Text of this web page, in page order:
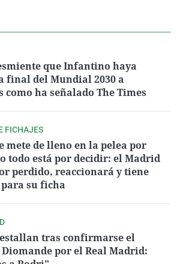
que Infantino haya
final del Mundial 2030 a
como ha señalado The Times
FICHAJES
mete de lleno en la pelea por
todo está por decidir: el Madrid
perdido, reaccionará y tiene
su ficha
tras confirmarse el
por el Real Madrid: